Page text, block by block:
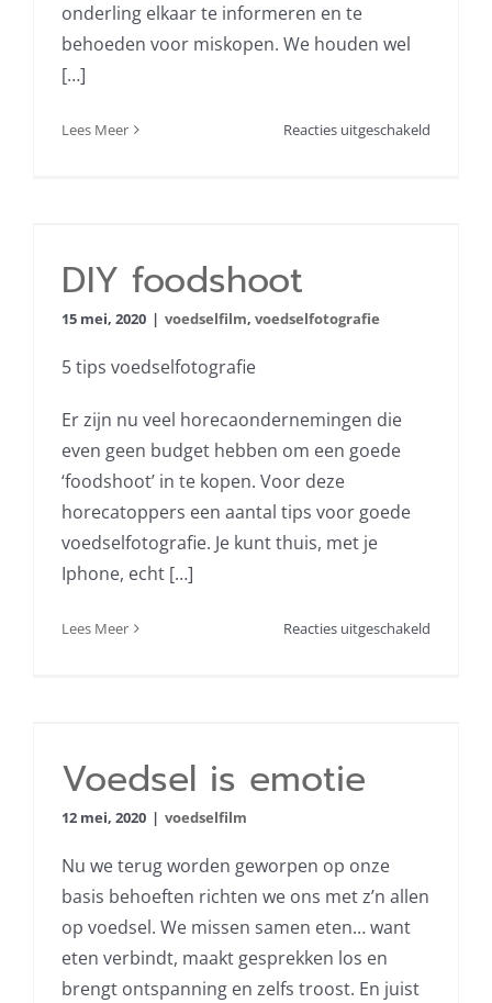
onderling elkaar te informeren en te
behoeden voor miskopen. We houden wel
[…]
Lees Meer Reacties uitgeschakeld
DIY foodshoot
15 mei, 2020 | voedselfilm, voedselfotografie
5 tips voedselfotografie
Er zijn nu veel horecaondernemingen die
even geen budget hebben om een goede
‘foodshoot’ in te kopen. Voor deze
horecatoppers een aantal tips voor goede
voedselfotografie. Je kunt thuis, met je
Iphone, echt […]
Lees Meer Reacties uitgeschakeld
Voedsel is emotie
12 mei, 2020 | voedselfilm
Nu we terug worden geworpen op onze
basis behoeften richten we ons met z’n allen
op voedsel. We missen samen eten… want
eten verbindt, maakt gesprekken los en
brengt ontspanning en zelfs troost. En juist